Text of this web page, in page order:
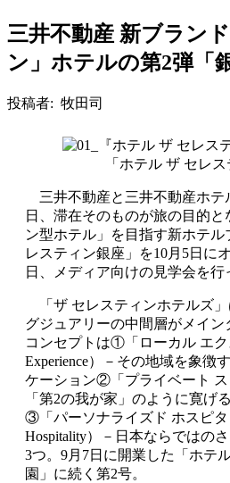
三井不動産 新ブラン
ン」ホテルの第2弾「
投稿者: 牧田司
「ホテル ザ セレス
三井不動産と三井不動産ホテ
日、滞在そのものが旅の目的
ン型ホテル」を目指す新ホテ
レスティン銀座」を10月5日に
日、メディア向けの見学会を行
「ザ セレスティンホテルズ
グジュアリーの中間層がメイ
コンセプトは①「ローカル エ
Experience）－その地域を象徴
ケーション②「プライベート ス
「第2の我が家」のように寛げ
③「パーソナライズド ホスピタ
Hospitality）－日本ならではの
3つ。9月7日に開業した「ホテ
園」に続く第2号。